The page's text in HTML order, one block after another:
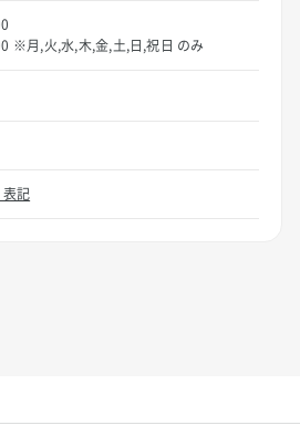
※月,火,水,木,金,土,日,祝日 のみ
記